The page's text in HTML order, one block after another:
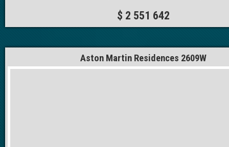
$ 2 551 642
Aston Martin Residences 2609W